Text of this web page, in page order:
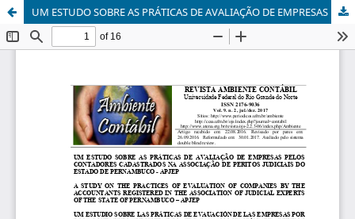
UM ESTUDO SOBRE AS PRÁTICAS DE AVALIAÇÃO DE EMPRESAS PELOS CONTADORES CADASTRADOS NA ASSOCIAÇÃO DE PERITOS JUDICIAIS DO ESTADO DE PERNAMBUCO - APJEP